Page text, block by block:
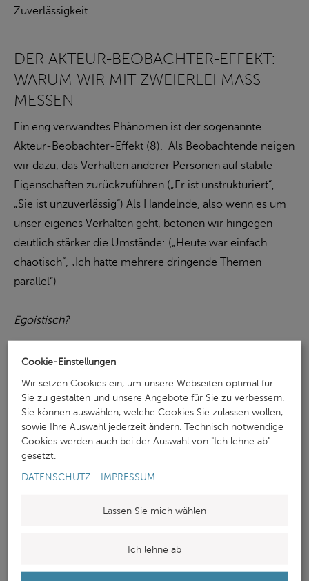
Zuverlässigkeit.
DER AKTEUR-BEOBACHTER-EFFEKT:
WARUM WIR MIT ZWEIERLEI MASS M
ESSEN
Ein eng verwandtes Phänomen ist der sogenannte
Akteur-Beobachter-Effekt (8). Als Beobachtende neigen
wir dazu, das Verhalten anderer Personen auf stabile
Eigenschaften zurückzuführen („Er ist unstrukturiert“,
„Sie ist unzuverlässig“) Als Handelnde, also wenn es um
unser eigenes Verhalten geht, betonen wir hingegen
deutlich stärker die Umstände: („Heute war einfach
chaotisch“, „Ich hatte mehrere dringende Themen
parallel“)
Egoistisch?
Cookie-Einstellungen
Wir setzen Cookies ein, um unsere Webseiten optimal für
Sie zu gestalten und unsere Angebote für Sie zu verbessern.
Sie können auswählen, welche Cookies Sie zulassen wollen,
sowie Ihre Auswahl jederzeit ändern. Technisch notwendige
Cookies werden auch bei der Auswahl von "Ich lehne ab"
gesetzt.
DATENSCHUTZ - IMPRESSUM
Lassen Sie mich wählen
Ich lehne ab